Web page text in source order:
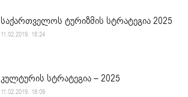
საქართველოს ტურიზმის სტრატეგია 2025
11.02.2019. 18:24
კულტურის სტრატეგია – 2025
11.02.2019. 18:09